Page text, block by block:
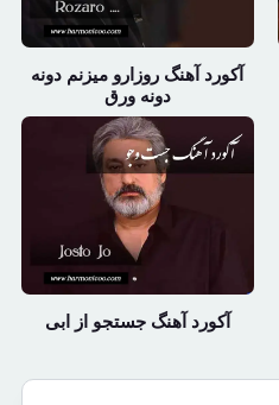
آکورد آهنگ روزارو میزنم دونه
دونه ورق
آکورد آهنگ جستجو از ابی